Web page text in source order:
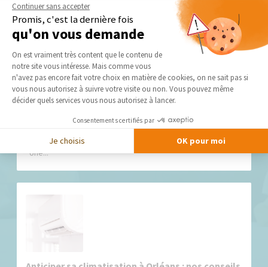
Nos derniers conseils et actus
Transformer une salle de jeux : 8 astuces pour
créer un espace ludique, pratique et évolutif
Une...
Continuer sans accepter
Promis, c'est la dernière fois
qu'on vous demande
Plateforme de Gestion du
On est vraiment très content que le contenu de
notre site vous intéresse. Mais comme vous
n'avez pas encore fait votre choix en matière de cookies, on ne sait pas si
vous nous autorisez à suivre votre visite ou non. Vous pouvez même
décider quels services vous nous autorisez à lancer.
Consentements certifiés par
Je choisis OK pour moi
Axeptio consent